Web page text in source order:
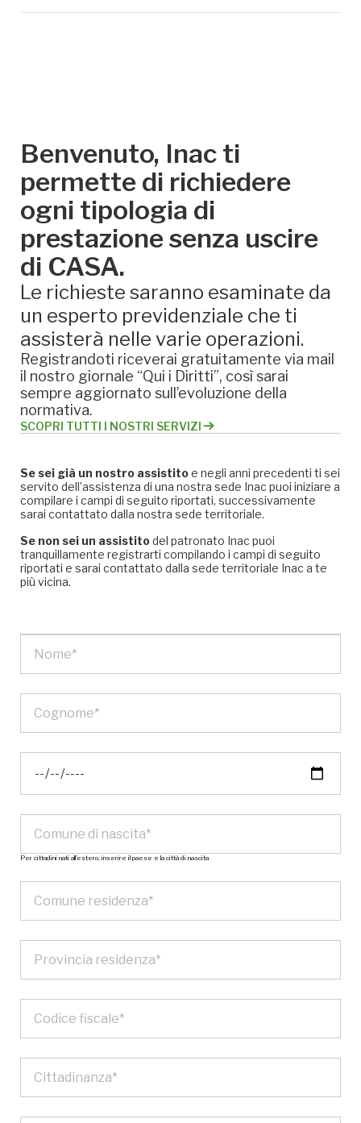
Benvenuto, Inac ti
permette di richiedere
ogni tipologia di
prestazione senza uscire
di CASA.
Le richieste saranno esaminate da
un esperto previdenziale che ti
assisterà nelle varie operazioni.
Registrandoti riceverai gratuitamente via mail
il nostro giornale “Qui i Diritti”, così sarai
sempre aggiornato sull’evoluzione della
normativa.
SCOPRI TUTTI I NOSTRI SERVIZI
Se sei già un nostro assistitoe negli anni precedenti ti sei
servito dell’assistenza di una nostra sede Inac puoi iniziare a
compilare i campi di seguito riportati, successivamente
sarai contattato dalla nostra sede territoriale.
Se non sei un assistitodel patronato Inac puoi
tranquillamente registrarti compilando i campi di seguito
riportati e sarai contattato dalla sede territoriale Inac a te
più vicina.
Per cittadini nati all’estero, inserire il paese e la città di nascita